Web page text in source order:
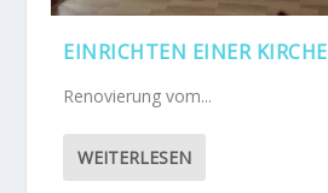
EINRICHTEN EINER KIRCHE
Renovierung vom...
WEITERLESEN